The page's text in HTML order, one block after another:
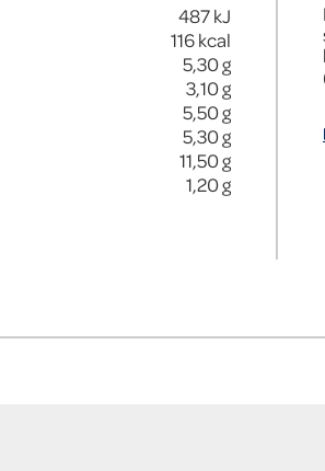
487kJ
116kcal
5,30g
3,10g
5,50g
5,30g
11,50g
1,20g